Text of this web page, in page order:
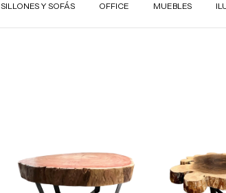
SILLONES Y SOFÁS OFFICE MUEBLES